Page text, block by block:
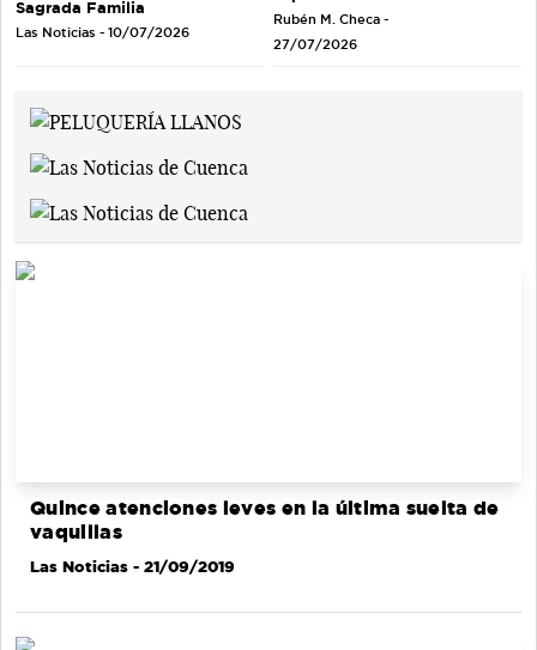
Sagrada Familia
Las Noticias - 10/07/2026
Rubén M. Checa -
27/07/2026
Quince atenciones leves en la última suelta de
vaquillas
Las Noticias - 21/09/2019